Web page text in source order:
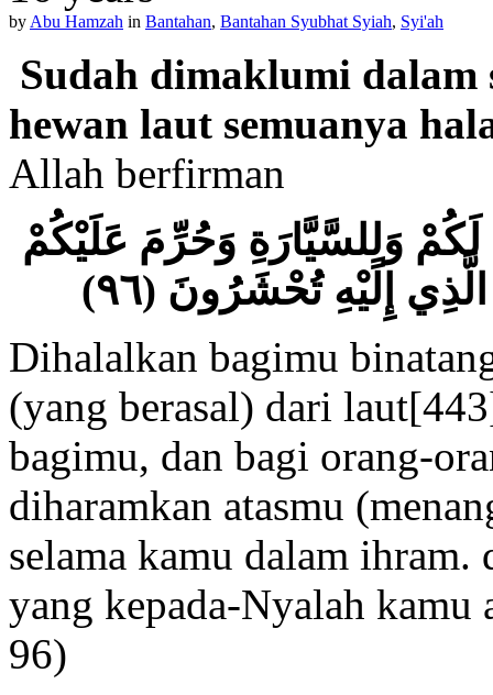
by Abu Hamzah in Bantahan, Bantahan Syubhat Syiah, Syi'ah
Sudah dimaklumi
hewan laut semuanya
Allah berfirman
وَلِلسَّيَّارَةِ وَحُرِّمَ عَلَيْكُمْ
إِلَيْهِ تُحْشَرُونَ (٩٦)
Dihalalkan bagimu
(yang berasal) dari
bagimu, dan bagi orang-
diharamkan atasmu
selama kamu dalam
yang kepada-Nyalah
96)